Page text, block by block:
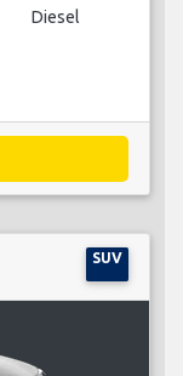
Diesel
SUV